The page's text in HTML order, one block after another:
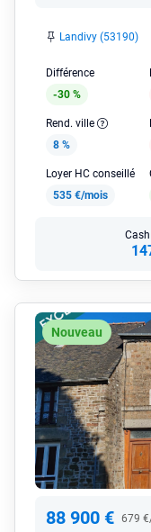
Landivy (53190)
Différence
-30 %
Rend. ville
8 %
Loyer HC conseillé
535 €/mois
Nouveau
88 900 € 679